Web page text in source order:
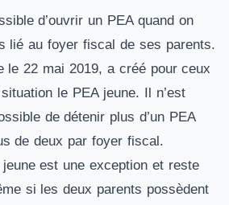
d’ouvrir un PEA quand on
lié au foyer fiscal de ses parents.
le 22 mai 2019, a créé pour ceux
le PEA jeune. Il n’est
de détenir plus d’un PEA
de deux par foyer fiscal.
est une exception et reste
si les deux parents possèdent